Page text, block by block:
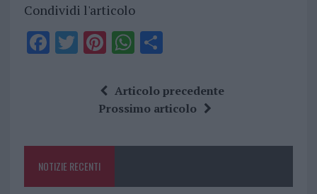
Condividi l'articolo
F
o
k
T Pi
te
re
W
at
s
p
S
a
re
Articolo precedente
Prossimo articolo
NOTIZIE RECENTI